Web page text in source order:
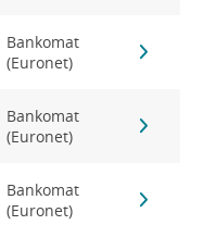
Bankomat
(Euronet)
Bankomat
(Euronet)
Bankomat
(Euronet)